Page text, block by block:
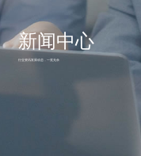
充电解决方案
新闻中心
行业资讯发展动态，一览无余